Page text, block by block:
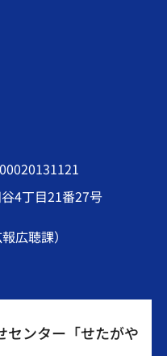
4丁目21番27号
広聴課）
センター「せたがや